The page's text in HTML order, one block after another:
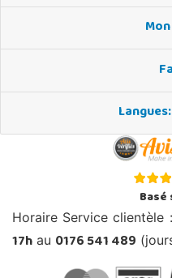
Horaire Service clientèle
17h au 0176 541 489